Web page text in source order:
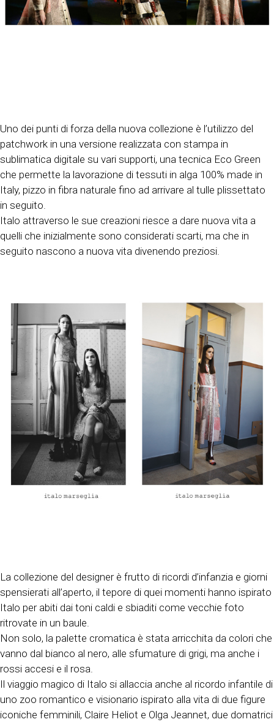
Uno dei punti di forza della nuova collezione è l’utilizzo del
patchwork in una versione realizzata con stampa in
sublimatica digitale su vari supporti, una tecnica Eco Green
che permette la lavorazione di tessuti in alga 100% made in
Italy, pizzo in fibra naturale fino ad arrivare al tulle plissettato
in seguito.
Italo attraverso le sue creazioni riesce a dare nuova vita a
quelli che inizialmente sono considerati scarti, ma che in
seguito nascono a nuova vita divenendo preziosi.
La collezione del designer è frutto di ricordi d’infanzia e giorni
spensierati all’aperto, il tepore di quei momenti hanno ispirato
Italo per abiti dai toni caldi e sbiaditi come vecchie foto
ritrovate in un baule.
Non solo, la palette cromatica è stata arricchita da colori che
vanno dal bianco al nero, alle sfumature di grigi, ma anche i
rossi accesi e il rosa.
Il viaggio magico di Italo si allaccia anche al ricordo infantile di
uno zoo romantico e visionario ispirato alla vita di due figure
iconiche femminili, Claire Heliot e Olga Jeannet, due domatrici